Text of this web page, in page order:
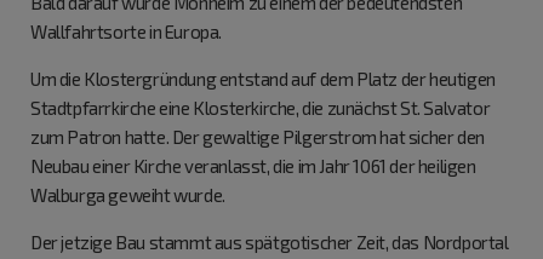
Wallfahrtsorte in Europa.
Um die Klostergründung entstand auf dem Platz der heutigen
Stadtpfarrkirche eine Klosterkirche, die zunächst St. Salvator
zum Patron hatte. Der gewaltige Pilgerstrom hat sicher den
Neubau einer Kirche veranlasst, die im Jahr 1061 der heiligen
Walburga geweiht wurde.
Der jetzige Bau stammt aus spätgotischer Zeit, das Nordportal